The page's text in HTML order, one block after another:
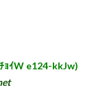
ｮｲW e124-kkJw)